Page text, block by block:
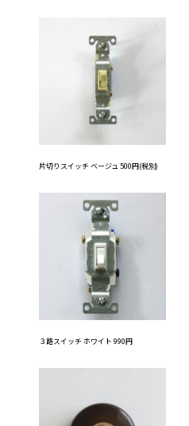
片切りスイッチ ベージュ 500円(税別)
３路スイッチ ホワイト 990円